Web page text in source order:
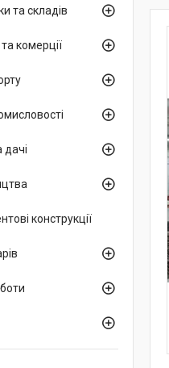
та складів
комерції
конструкції